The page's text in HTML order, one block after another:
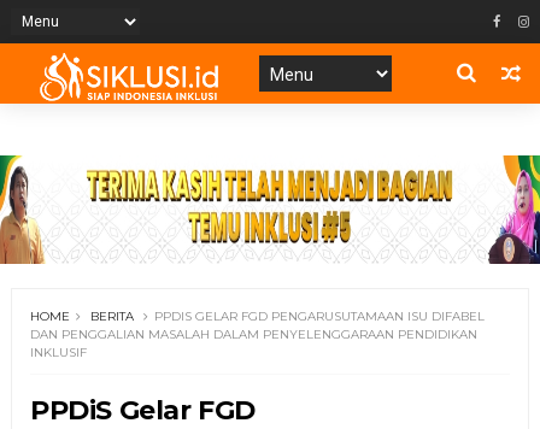
HOME BERITA
PPDIS GELAR FGD PENGARUSUTAMAAN ISU DIFABEL
DAN PENGGALIAN MASALAH DALAM PENYELENGGARAAN PENDIDIKAN
INKLUSIF
PPDiS Gelar FGD